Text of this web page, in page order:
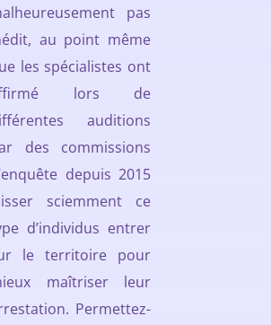
pas
au point même
les spécialistes ont
lors de
auditions
des commissions
depuis 2015
sciemment ce
d’individus entrer
le territoire pour
maîtriser leur
Permettez-